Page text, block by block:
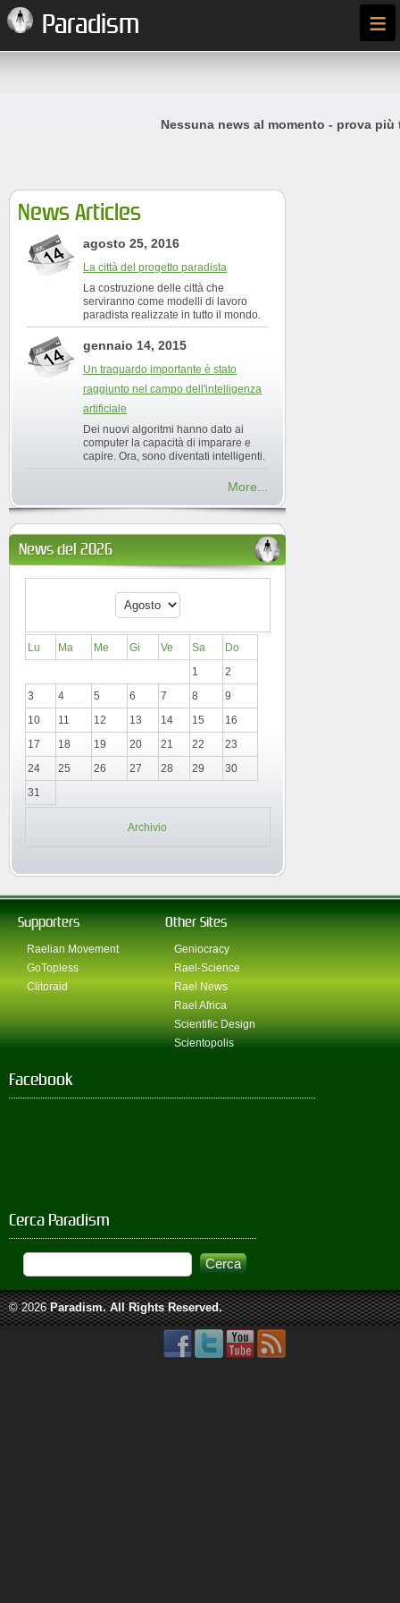
Paradism ≡
Nessuna news al momento - prova più
News Articles
agosto 25, 2016
La città del progetto paradista
La costruzione delle città che
serviranno come modelli di lavoro
paradista realizzate in tutto il mondo.
gennaio 14, 2015
Un traguardo importante è stato
raggiunto nel campo dell'intelligenza
artificiale
Dei nuovi algoritmi hanno dato ai
computer la capacità di imparare e
capire. Ora, sono diventati intelligenti.
More...
News del 2026
Lu Ma Me Gi Ve Sa
Do
1
2
3
4 5 6 7 8
9
10
11 12 13 14 15
16
17
18 19 20 21 22
23
24
25 26 27 28 29
30
31
Archivio
Supporters
Raelian Movement
GoTopless
Clitoraid
Other Sites
Geniocracy
Rael-Science
Rael News
Rael Africa
Scientific Design
Scientopolis
Facebook
Cerca Paradism
© 2026 Paradism. All Rights Reserved.